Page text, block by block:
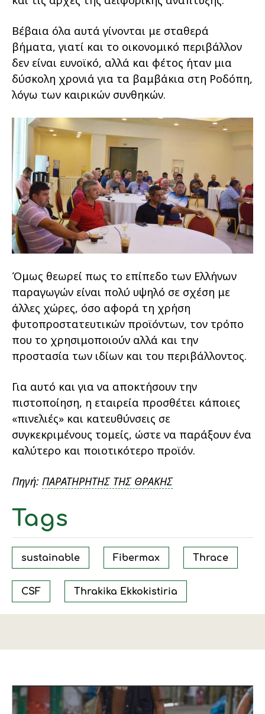
Βέβαια όλα αυτά γίνονται με σταθερά
βήματα, γιατί και το οικονομικό περιβάλλον
δεν είναι ευνοϊκό, αλλά και φέτος ήταν μια
δύσκολη χρονιά για τα βαμβάκια στη Ροδόπη,
λόγω των καιρικών συνθηκών.
Όμως θεωρεί πως το επίπεδο των Ελλήνων
παραγωγών είναι πολύ υψηλό σε σχέση με
άλλες χώρες, όσο αφορά τη χρήση
φυτοπροστατευτικών προϊόντων, τον τρόπο
που το χρησιμοποιούν αλλά και την
προστασία των ιδίων και του περιβάλλοντος.
Για αυτό και για να αποκτήσουν την
πιστοποίηση, η εταιρεία προσθέτει κάποιες
«πινελιές» και κατευθύνσεις σε
συγκεκριμένους τομείς, ώστε να παράξουν ένα
καλύτερο και ποιοτικότερο προϊόν.
Πηγή: ΠΑΡΑΤΗΡΗΤΗΣ ΤΗΣ ΘΡΑΚΗΣ
Tags
sustainable Fibermax Thrace
CSF Thrakika Ekkokistiria